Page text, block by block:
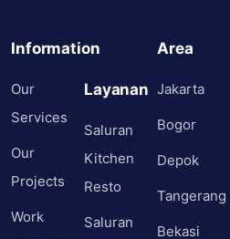
Information
Our
Services
Our
Projects
Work
Layanan
Saluran
Kitchen
Resto
Saluran
Area
Jakarta
Bogor
Depok
Tangerang
Bekasi